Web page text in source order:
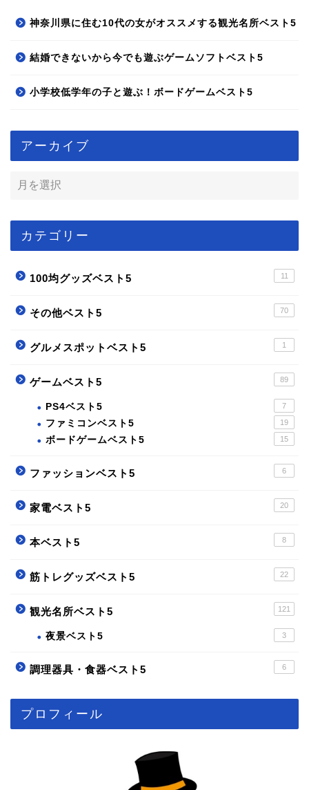
神奈川県に住む10代の女がオススメする観光名所ベスト5
結婚できないから今でも遊ぶゲームソフトベスト5
小学校低学年の子と遊ぶ！ボードゲームベスト5
アーカイブ
カテゴリー
100均グッズベスト5 11
その他ベスト5 70
グルメスポットベスト5 1
ゲームベスト5 89
PS4ベスト5 7
ファミコンベスト5 19
ボードゲームベスト5 15
ファッションベスト5 6
家電ベスト5 20
本ベスト5 8
筋トレグッズベスト5 22
観光名所ベスト5 121
夜景ベスト5 3
調理器具・食器ベスト5 6
プロフィール